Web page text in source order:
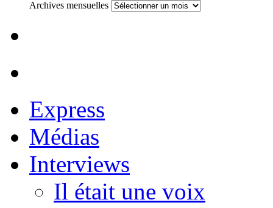
Archives mensuelles
Express
Médias
Interviews
Il était une voix